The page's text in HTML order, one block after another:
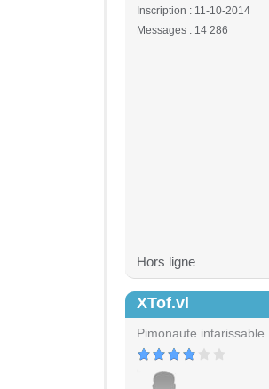
Inscription : 11-10-2014
Messages : 14 286
Hors ligne
XTof.vl
Pimonaute intarissable